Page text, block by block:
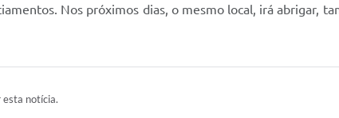
Nos próximos dias, o mesmo local, irá abrigar,
esta notícia.